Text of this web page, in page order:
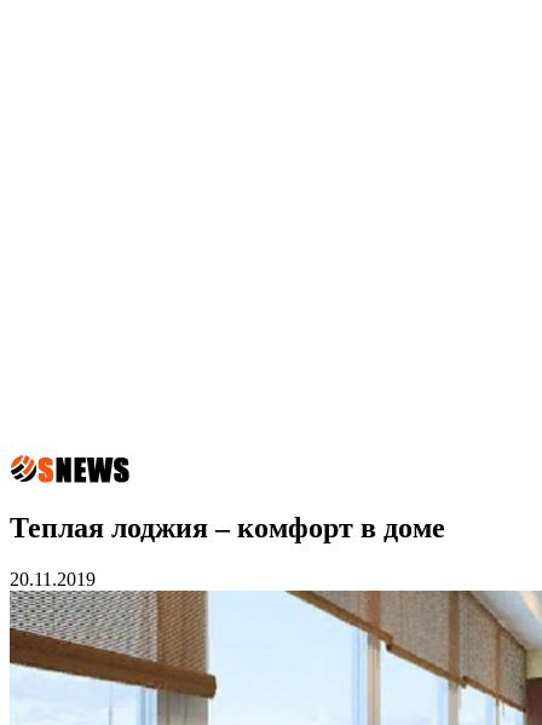
Теплая лоджия – комфорт в доме
20.11.2019